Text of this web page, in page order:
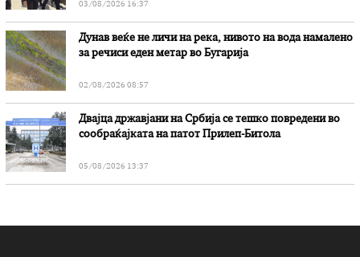
03/08/2026 16:37
Дунав веќе не личи на река, нивото на вода намалено
за речиси еден метар во Бугарија
02/08/2026 08:57
Двајца државјани на Србија се тешко повредени во
сообраќајката на патот Прилеп-Битола
05/08/2026 13:37